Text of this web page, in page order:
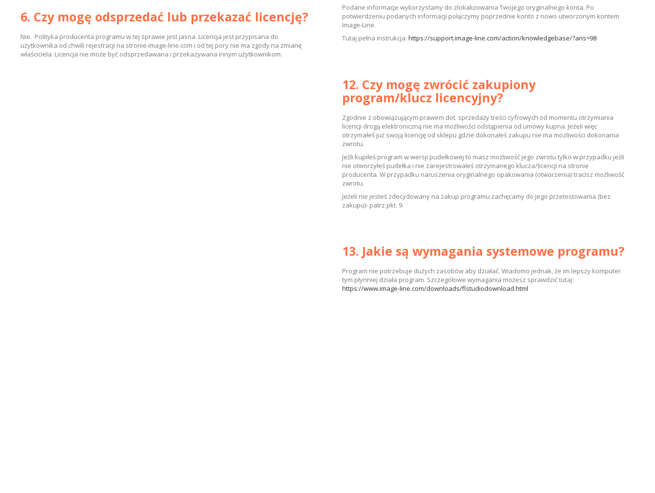
6. Czy mogę odsprzedać lub przekazać licencję?
Nie. Polityka producenta programu w tej sprawie jest jasna. Licencja jest przypisana do
użytkownika od chwili rejestracji na stronie image-line.com i od tej pory nie ma zgody na zmianę
właściciela. Licencja nie może być odsprzedawana i przekazywana innym użytkownikom.
Podane informacje wykorzystamy do zlokalizowania Twojego oryginalnego konta. Po
potwierdzeniu podanych informacji połączymy poprzednie konto z nowo utworzonym kontem
Image-Line.
Tutaj pełna instrukcja: https://support.image-line.com/action/knowledgebase/?ans=98
12. Czy mogę zwrócić zakupiony
program/klucz licencyjny?
Zgodnie z obowiązującym prawem dot. sprzedaży treści cyfrowych od momentu otrzymiania
licencji drogą elektroniczną nie ma możliwości odstąpienia od umowy kupna. Jeżeli więc
otrzymałeś już swoją licencję od sklepu gdzie dokonałeś zakupu nie ma mozliwości dokonania
zwrotu.
Jeżli kupiłeś program w wersji pudełkowej to masz możliwość jego zwrotu tylko w przypadku jeżli
nie otworzyłeś pudełka i nie zarejestrowałeś otrzymanego klucza/licencji na stronie
producenta. W przypadku naruszenia oryginalnego opakowania (otworzenia) tracisz możliwość
zwrotu.
Jeżeli nie jesteś zdecydowany na zakup programu zachęcamy do jego przetestowania (bez
zakupu)- patrz pkt. 9.
13. Jakie są wymagania systemowe programu?
Program nie potrzebuje dużych zasobów aby działać. Wiadomo jednak, że im lepszy komputer
tym płynniej działa program. Szczegółowe wymagania możesz sprawdzić tutaj:
https://www.image-line.com/downloads/flstudiodownload.html